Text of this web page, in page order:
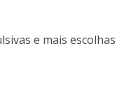
e mais escolhas